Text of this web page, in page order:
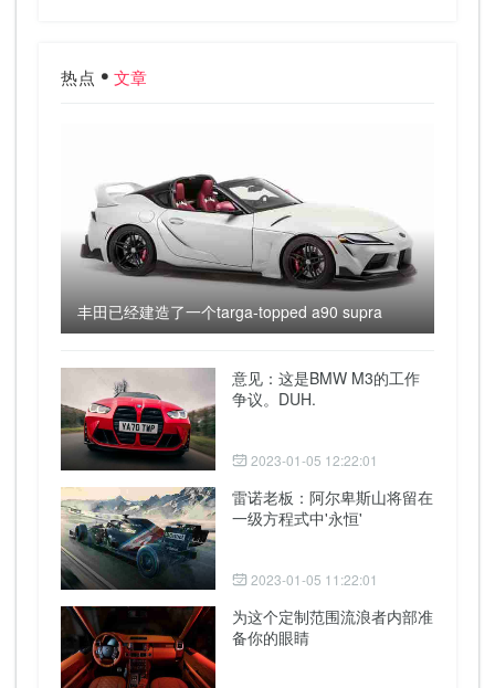
热点 文章
丰田已经建造了一个targa-topped a90 supra
意见：这是BMW M3的工作
争议。DUH.
2023-01-05 12:22:01
雷诺老板：阿尔卑斯山将留在
一级方程式中'永恒'
2023-01-05 11:22:01
为这个定制范围流浪者内部准
备你的眼睛